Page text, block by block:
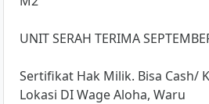
UNIT SERAH TERIMA
Sertifikat Hak Milik. Bisa Cash/
Lokasi DI Wage Aloha, Waru